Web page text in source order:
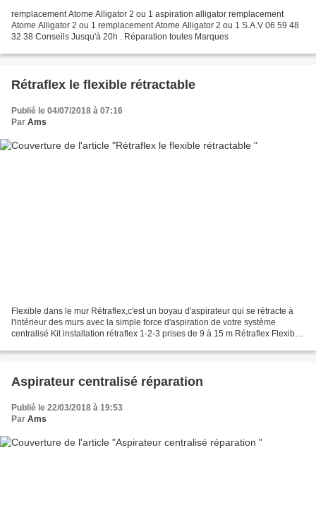
remplacement Atome Alligator 2 ou 1 aspiration alligator remplacement
Atome Alligator 2 ou 1 remplacement Atome Alligator 2 ou 1 S.A.V 06 59 48
32 38 Conseils Jusqu'à 20h . Réparation toutes Marques
Rétraflex le flexible rétractable
Publié le 04/07/2018 à 07:16
Par Ams
Flexible dans le mur Rétraflex,c'est un boyau d'aspirateur qui se rétracte à
l'intérieur des murs avec la simple force d'aspiration de votre système
centralisé Kit installation rétraflex 1-2-3 prises de 9 à 15 m Rétraflex Flexible
Aspirateur centralisé réparation
Publié le 22/03/2018 à 19:53
Par Ams